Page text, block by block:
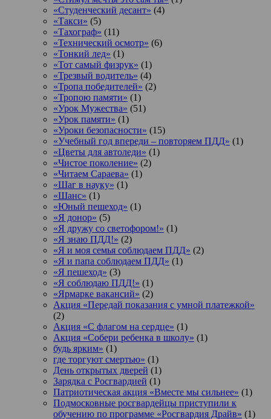
«Студенческий десант» (4)
«Такси» (5)
«Тахограф» (11)
«Технический осмотр» (6)
«Тонкий лед» (1)
«Тот самый физрук» (1)
«Трезвый водитель» (4)
«Тропа победителей» (2)
«Тропою памяти» (1)
«Урок Мужества» (51)
«Урок памяти» (1)
«Уроки безопасности» (15)
«Учебный год впереди – повторяем ПДД» (1)
«Цветы для автоледи» (1)
«Чистое поколение» (2)
«Читаем Сараева» (1)
«Шаг в науку» (1)
«Шанс» (1)
«Юный пешеход» (1)
«Я донор» (5)
«Я дружу со светофором!» (1)
«Я знаю ПДД!» (2)
«Я и моя семья соблюдаем ПДД» (2)
«Я и папа соблюдаем ПДД» (1)
«Я пешеход» (3)
«Я соблюдаю ПДД!» (1)
«Ярмарке вакансий» (2)
Акция «Передай показания с умной платежкой»
(2)
Акция «С флагом на сердце» (1)
Акция «Собери ребенка в школу» (1)
будь ярким» (1)
где торгуют смертью» (1)
День открытых дверей (1)
Зарядка с Росгвардией (1)
Патриотическая акция «Вместе мы сильнее» (1)
Подмосковные росгвардейцы приступили к
обучению по программе «Росгвардия Драйв» (1)